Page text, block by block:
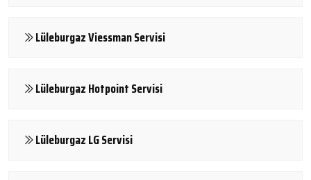
Lüleburgaz Viessman Servisi
Lüleburgaz Hotpoint Servisi
Lüleburgaz LG Servisi